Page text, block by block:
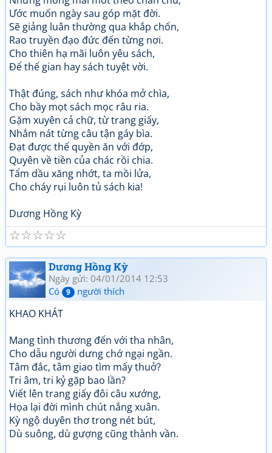
Ước muốn ngày sau góp mặt đời.
Sẽ giảng luân thường qua khắp chốn,
Rao truyền đạo đức đến từng nơi.
Cho thiên hạ mãi luôn yêu sách,
Để thế gian hay sách tuyệt vời.
Thật đúng, sách như khóa mở chìa,
Cho bầy mọt sách mọc râu ria.
Gặm xuyên cả chữ, từ trang giấy,
Nhắm nát từng câu tận gáy bìa.
Đạt được thế quyền ăn với đớp,
Quyên về tiền của chác rồi chia.
Tẩm dầu xăng nhớt, ta mồi lửa,
Cho cháy rụi luôn tủ sách kia!
Dương Hồng Kỳ
☆
☆
☆
☆
☆
Dương Hồng Kỳ
Ngày gửi: 04/01/2014 12:53
Có
9 người thích
KHAO KHÁT
Mang tình thương đến với tha nhân,
Cho dẫu người dưng chớ ngại ngần.
Tâm đắc, tâm giao tìm mấy thuở?
Tri âm, tri kỷ gặp bao lần?
Viết lên trang giấy đôi câu xướng,
Họa lại đời mình chút nắng xuân.
Kỳ ngộ duyên thơ trong nét bút,
Dù suông, dù gượng cũng thành vần.